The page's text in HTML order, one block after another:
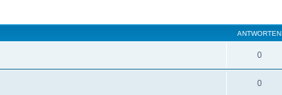
ANTWORTEN
0
0